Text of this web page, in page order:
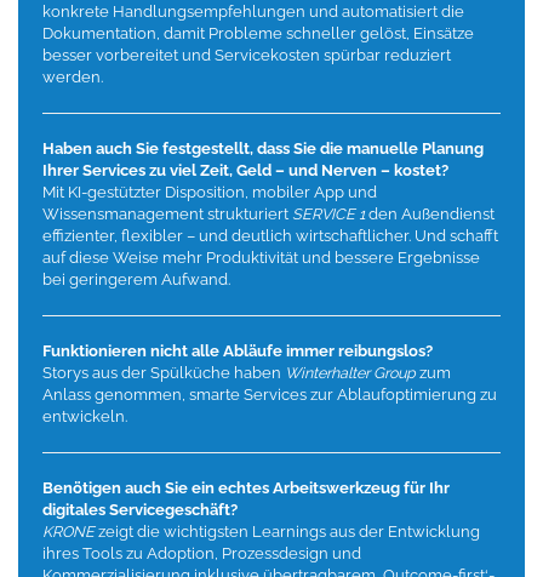
konkrete Handlungsempfehlungen und automatisiert die
Dokumentation, damit Probleme schneller gelöst, Einsätze
besser vorbereitet und Servicekosten spürbar reduziert
werden.
Haben auch Sie festgestellt, dass Sie die manuelle Planung
Ihrer Services zu viel Zeit, Geld – und Nerven – kostet?
Mit KI-gestützter Disposition, mobiler App und
Wissensmanagement strukturiert SERVICE 1den Außendienst
effizienter, flexibler – und deutlich wirtschaftlicher. Und schafft
auf diese Weise mehr Produktivität und bessere Ergebnisse
bei geringerem Aufwand.
Funktionieren nicht alle Abläufe immer reibungslos?
Storys aus der Spülküche haben Winterhalter Group zum
Anlass genommen, smarte Services zur Ablaufoptimierung zu
entwickeln.
Benötigen auch Sie ein echtes Arbeitswerkzeug für Ihr
digitales Servicegeschäft?
KRONEzeigt die wichtigsten Learnings aus der Entwicklung
ihres Tools zu Adoption, Prozessdesign und